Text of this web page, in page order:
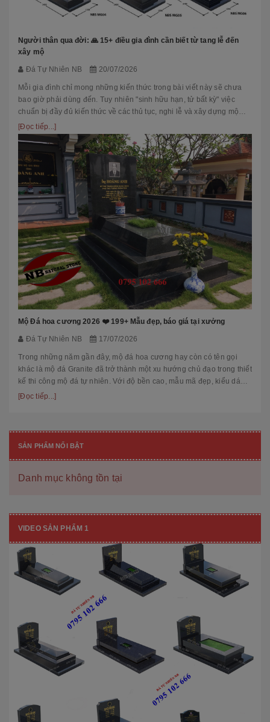
Người thân qua đời: 🙏 15+ điều gia đình cần biết từ tang lễ đến
xây mộ
Đá Tự Nhiên NB 20/07/2026
Mỗi gia đình chỉ mong những kiến thức trong bài viết này sẽ chưa
bao giờ phải dùng đến. Tuy nhiên "sinh hữu hạn, tử bất kỳ" việc
chuẩn bị đầy đủ kiến thức về các thủ tục, nghi lễ và xây dựng mộ
phầ...
[Đọc tiếp...]
Mộ Đá hoa cương 2026 ❤️ 199+ Mẫu đẹp, báo giá tại xưởng
Đá Tự Nhiên NB 17/07/2026
Trong những năm gần đây, mộ đá hoa cương hay còn có tên gọi
khác là mộ đá Granite đã trở thành một xu hướng chủ đạo trong thiết
kế thi công mộ đá tự nhiên. Với độ bền cao, mẫu mã đẹp, kiểu dáng
hiệ...
[Đọc tiếp...]
SẢN PHẨM NỔI BẬT
Danh mục không tồn tại
VIDEO SẢN PHẨM 1